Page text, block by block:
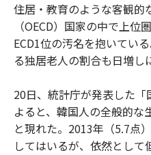
住居・教育のような客観的
（OECD）国家の中で上
ECD1位の汚名を抱いてい
る独居老人の割合も日増し
20日、統計庁が発表した
よると、韓国人の全般的な
と現れた。2013年（5.7点
してはいるが、依然として